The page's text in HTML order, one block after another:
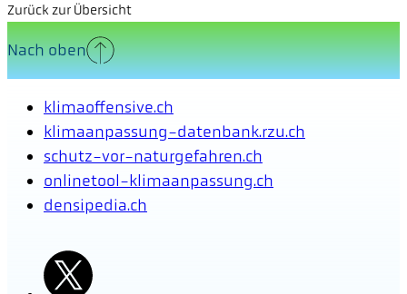
Zurück zur Übersicht
Nach oben
klimaoffensive.ch
klimaanpassung-datenbank.rzu.ch
schutz-vor-naturgefahren.ch
onlinetool-klimaanpassung.ch
densipedia.ch